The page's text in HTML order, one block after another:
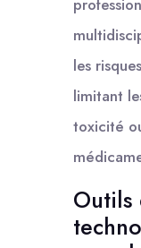
les
limitant
toxicité
Outils